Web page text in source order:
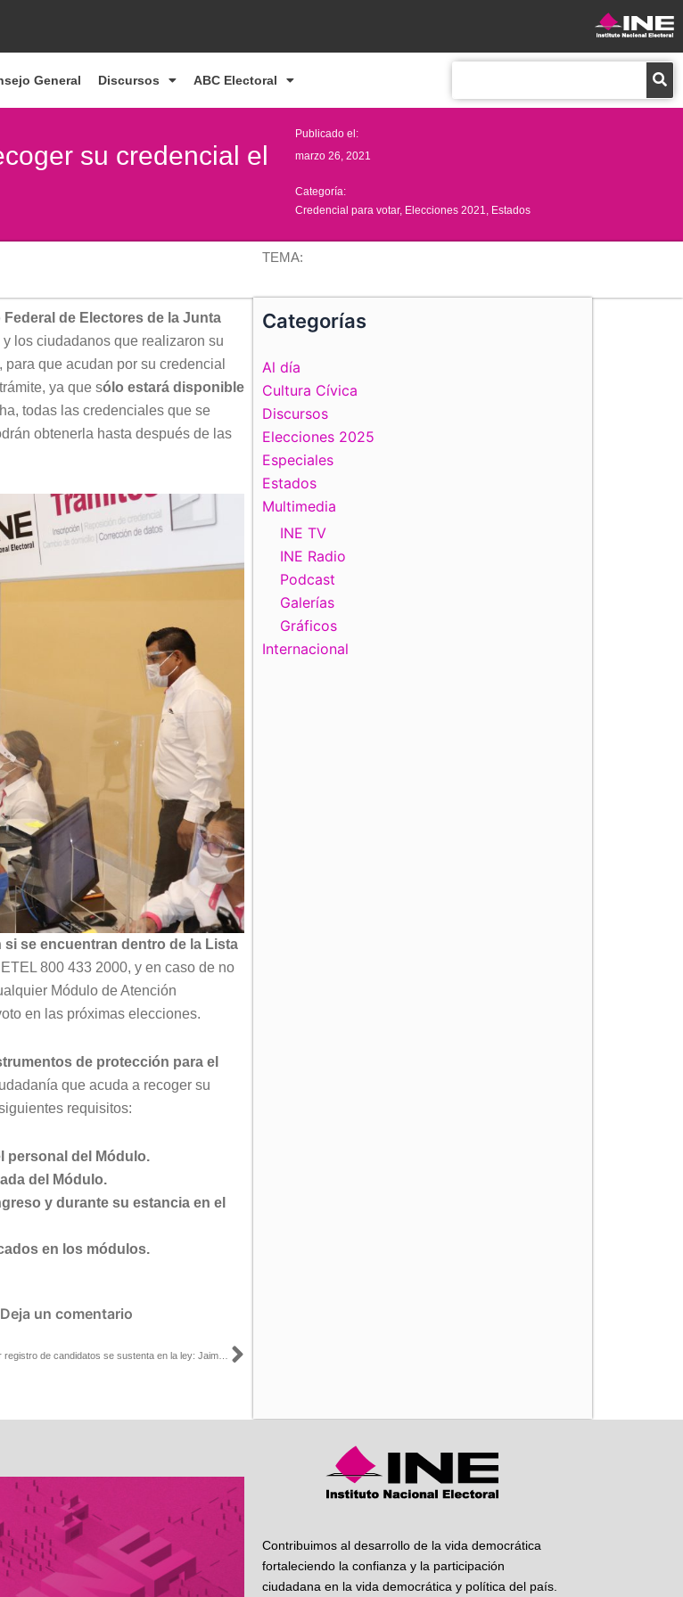
General Discursos ABC Electoral
su credencial el
Publicado el:
marzo 26, 2021
Categoría:
Credencial para votar, Elecciones 2021 Estados
TEMA:
de Electores de la Junta
los ciudadanos que realizaron su
que acudan por su credencial
ya que sólo estará disponible
todas las credenciales que se
obtenerla hasta después de las
se encuentran dentro de la Lista
800 433 2000, y en caso de no
Módulo de Atención
en las próximas elecciones.
de protección para el
que acuda a recoger su
requisitos:
personal del Módulo.
del Módulo.
y durante su estancia en el
en los módulos.
Deja un comentario
Siguiente
Categorías
Al día
Cultura Cívica
Discursos
Elecciones 2025
Especiales
Estados
Multimedia
INE TV
INE Radio
Podcast
Galerías
Gráficos
Internacional
Contribuimos al desarrollo de la vida democrática
fortaleciendo la confianza y la participación
ciudadana en la vida democrática y política del país.